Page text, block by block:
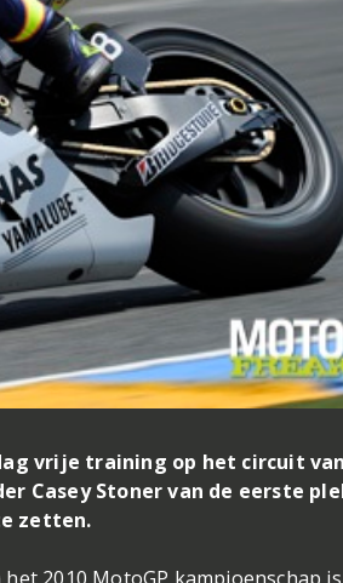
vrije training op het circuit
Casey Stoner van de eerste
zetten.